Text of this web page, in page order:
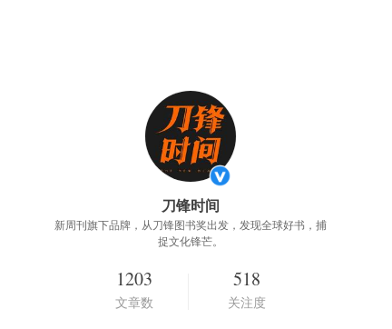
刀锋时间
新周刊旗下品牌，从刀锋图书奖出发，发现全球好书，捕
捉文化锋芒。
1203
文章数
518
关注度